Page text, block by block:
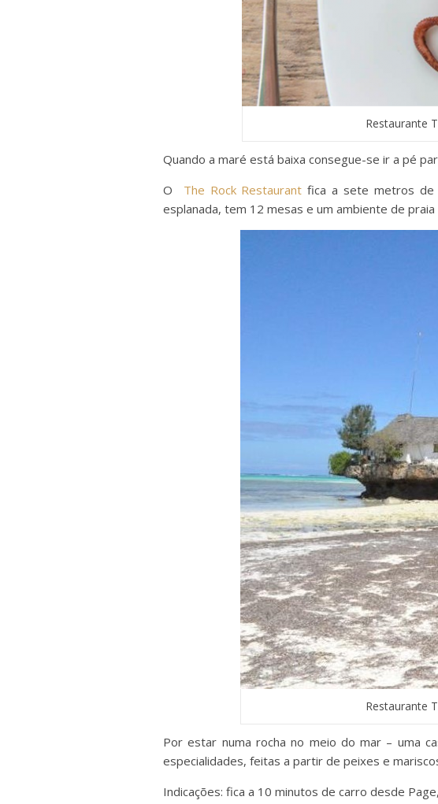
Restaurante
Quando a maré está baixa consegue-se ir a pé
O The Rock Restaurant fica a sete metros de
esplanada, tem 12 mesas e um ambiente de
Restaurante
Por estar numa rocha no meio do mar – uma
especialidades, feitas a partir de peixes e
Indicações: fica a 10 minutos de carro desde